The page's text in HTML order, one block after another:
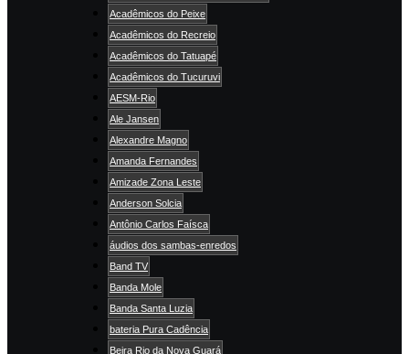
Acadêmicos do Peixe
Acadêmicos do Recreio
Acadêmicos do Tatuapé
Acadêmicos do Tucuruvi
AESM-Rio
Ale Jansen
Alexandre Magno
Amanda Fernandes
Amizade Zona Leste
Anderson Solcia
Antônio Carlos Faísca
áudios dos sambas-enredos
Band TV
Banda Mole
Banda Santa Luzia
bateria Pura Cadência
Beira Rio da Nova Guará